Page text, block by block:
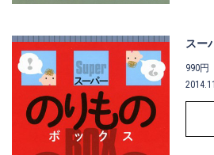
スー
990円